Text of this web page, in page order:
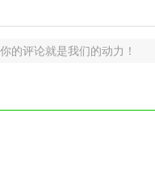
你的评论就是我们的动力！